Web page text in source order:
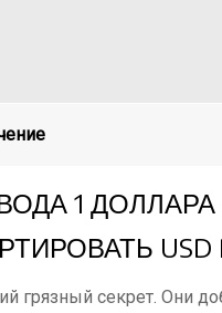
1
USD
грязный секрет. Они